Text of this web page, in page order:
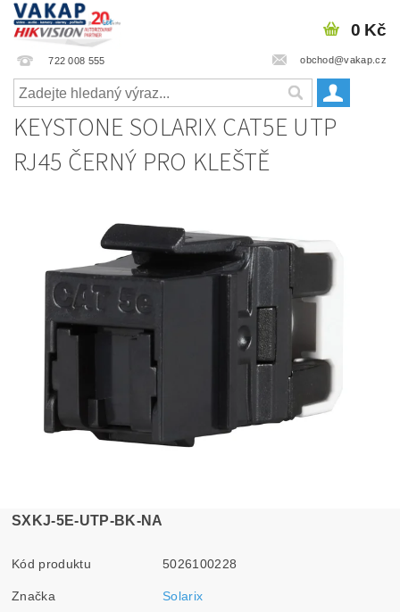
722 008 555 obchod@vakap.cz
0 Kč
KEYSTONE SOLARIX CAT5E UTP
RJ45 ČERNÝ PRO KLEŠTĚ
SXKJ-5E-UTP-BK-NA
Kód produktu 5026100228
Značka Solarix